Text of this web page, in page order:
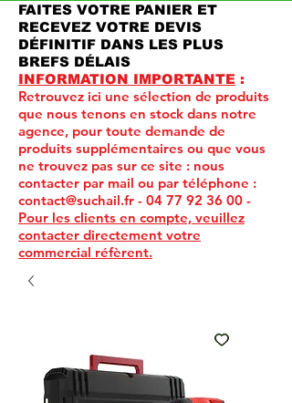
FAITES VOTRE PANIER ET
RECEVEZ VOTRE DEVIS
DÉFINITIF DANS LES PLUS
BREFS DÉLAIS
INFORMATION IMPORTANTE :
Retrouvez ici une sélection de produits
que nous tenons en stock dans notre
agence, pour toute demande de
produits supplémentaires ou que vous
ne trouvez pas sur ce site : nous
contacter par mail ou par téléphone :
contact@suchail.fr - 04 77 92 36 00 -
Pour les clients en compte, veuillez
contacter directement votre
commercial réfèrent.